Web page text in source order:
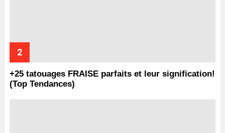
+25 tatouages ​​FRAISE parfaits et leur signification!
(Top Tendances)